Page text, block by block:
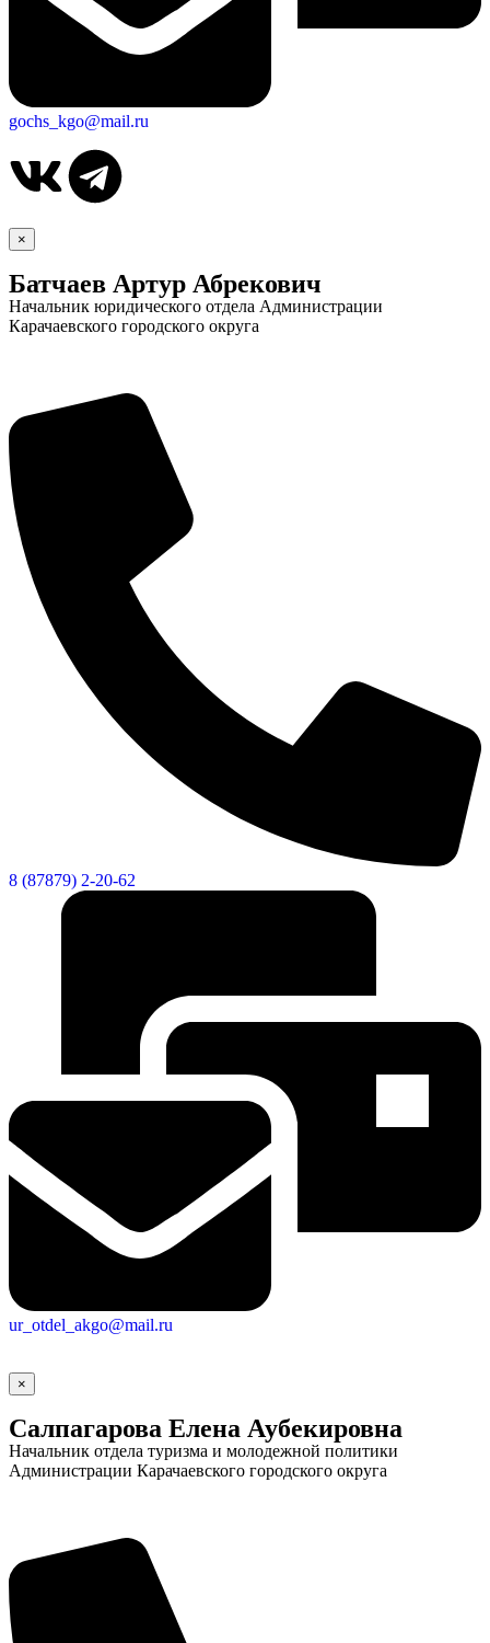
gochs_kgo@mail.ru
×
Батчаев Артур Абрекович
Начальник юридического отдела Администрации
Карачаевского городского округа
8 (87879) 2-20-62
ur_otdel_akgo@mail.ru
×
Салпагарова Елена Аубекировна
Начальник отдела туризма и молодежной политики
Администрации Карачаевского городского округа